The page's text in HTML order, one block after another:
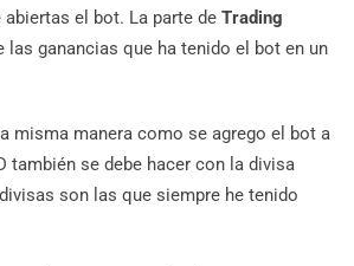
el bot. La parte de Trading
las ganancias que ha tenido el bot en un
misma manera como se agrego el bot a
también se debe hacer con la divisa
son las que siempre he tenido